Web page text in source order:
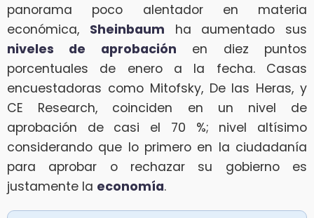
panorama poco alentador en materia
económica, Sheinbaum ha aumentado sus
niveles de aprobación en diez puntos
porcentuales de enero a la fecha. Casas
encuestadoras como Mitofsky, De las Heras, y
CE Research, coinciden en un nivel de
aprobación de casi el 70 %; nivel altísimo
considerando que lo primero en la ciudadanía
para aprobar o rechazar su gobierno es
justamente la economía.